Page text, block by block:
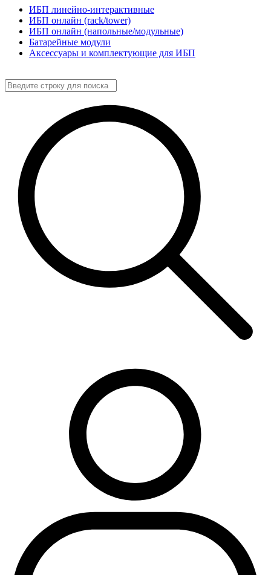
ИБП линейно-интерактивные
ИБП онлайн (rack/tower)
ИБП онлайн (напольные/модульные)
Батарейные модули
Аксессуары и комплектующие для ИБП